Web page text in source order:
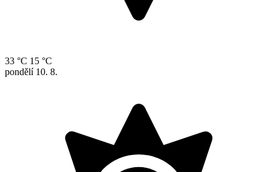
33 °C 15 °C
pondělí 10. 8.